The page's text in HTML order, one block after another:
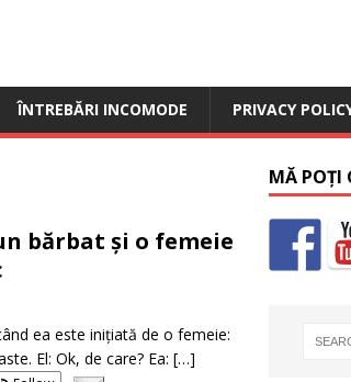
ÎNTREBĂRI INCOMODE PRIVACY
bărbat și o femeie
ea este inițiată de o femeie:
El: Ok, de care? Ea: […]
MĂ POȚI